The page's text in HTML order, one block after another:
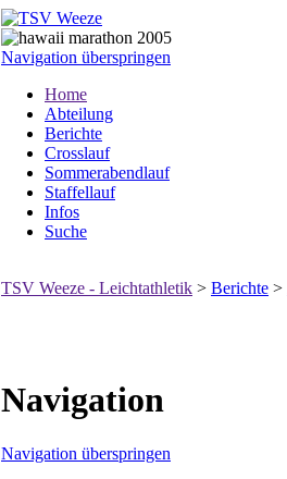
Navigation überspringen
Home
Abteilung
Berichte
Crosslauf
Sommerabendlauf
Staffellauf
Infos
Suche
TSV Weeze - Leichtathletik > Berichte >
Navigation
Navigation überspringen